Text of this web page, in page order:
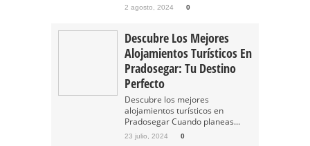
2 agosto, 2024 0
Descubre Los Mejores
Alojamientos Turísticos En
Pradosegar: Tu Destino
Perfecto
Descubre los mejores
alojamientos turísticos en
Pradosegar Cuando planeas...
23 julio, 2024 0